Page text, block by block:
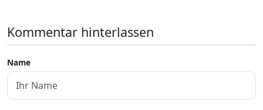
Kommentar hinterlassen
Name